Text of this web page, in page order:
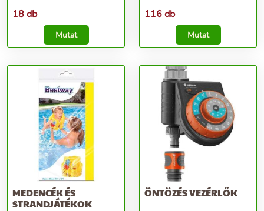
18 db
Mutat
116 db
Mutat
MEDENCÉK ÉS
STRANDJÁTÉKOK
ÖNTÖZÉS VEZÉRLŐK